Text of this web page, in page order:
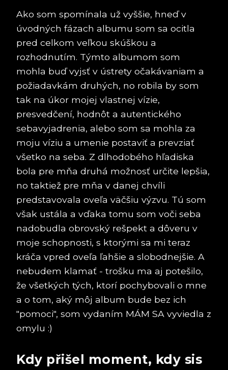
Ako som spomínala už vyššie, hneď v
úvodných fázach albumu som sa ocitla
pred celkom veľkou skúškou a
rozhodnutím. Týmto albumom som
mohla buď vyjsť v ústrety očakávaniam a
požiadavkám druhých, no robila by som
tak na úkor mojej vlastnej vízie,
presvedčení, hodnôt a autentického
sebavyjadrenia, alebo som sa mohla za
moju víziu a umenie postaviť a prevziať
všetko na seba. Z dlhodobého hľadiska
bola pre mňa druhá možnosť určite lepšia,
no taktiež pre mňa v danej chvíli
predstavovala oveľa väčšiu výzvu. Tú som
však ustála a vďaka tomu som voči seba
nadobudla obrovský rešpekt a dôveru v
moje schopnosti, s ktorými sa mi teraz
kráča vpred oveľa ľahšie a slobodnejšie. A
nebudem klamať - trošku ma aj potešilo,
že všetkých tých, ktorí pochybovali o mne
a o tom, aký môj album bude bez ich
"pomoci", som vydaním MÁM SA vyviedla z
omylu :)
Kdy přišel moment, kdy sis